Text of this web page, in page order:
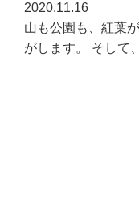
2020.11.16
山も公園も、紅葉
がします。 そして